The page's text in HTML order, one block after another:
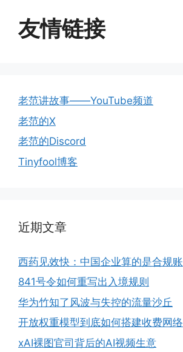
友情链接
老范讲故事——YouTube频道
老范的X
老范的Discord
Tinyfool博客
近期文章
西药见效快：中国企业算的是合规账
841号令如何重写出入境规则
华为竹知了风波与失控的流量沙丘
开放权重模型到底如何搭建收费网络
xAI裸图官司背后的AI视频生意